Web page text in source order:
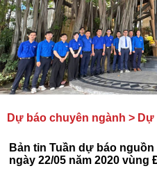
Dự báo chuyên ngành >
Bản tin Tuần dự báo
ngày 22/05 năm 2020